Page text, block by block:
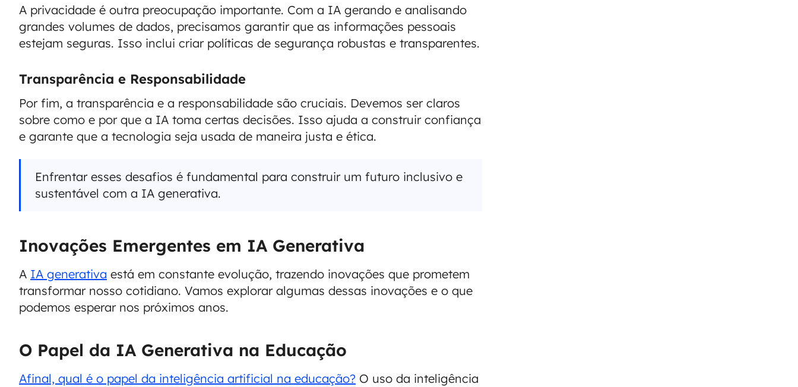
A privacidade é outra preocupação importante. Com a IA gerando e analisando
grandes volumes de dados, precisamos garantir que as informações pessoais
estejam seguras. Isso inclui criar políticas de segurança robustas e transparentes.
Transparência e Responsabilidade
Por fim, a transparência e a responsabilidade são cruciais. Devemos ser claros
sobre como e por que a IA toma certas decisões. Isso ajuda a construir confiança
e garante que a tecnologia seja usada de maneira justa e ética.
Enfrentar esses desafios é fundamental para construir um futuro inclusivo e
sustentável com a IA generativa.
Inovações Emergentes em IA Generativa
A IA generativa está em constante evolução, trazendo inovações que prometem
transformar nosso cotidiano. Vamos explorar algumas dessas inovações e o que
podemos esperar nos próximos anos.
O Papel da IA Generativa na Educação
Afinal, qual é o papel da inteligência artificial na educação? O uso da inteligência